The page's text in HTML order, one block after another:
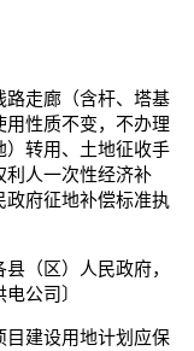
路走廊（含杆、塔基
性质不变，不办理
）转用、土地征收手
利人一次性经济补
府征地补偿标准执
（区）人民政府，
公司〕
目建设用地计划应保